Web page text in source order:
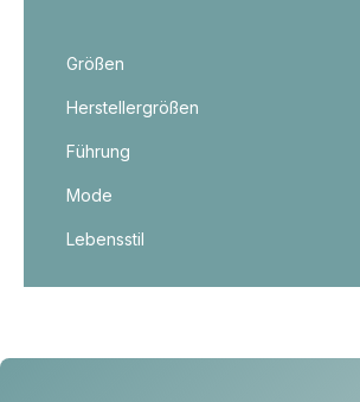
Größen
Herstellergrößen
Führung
Mode
Lebensstil